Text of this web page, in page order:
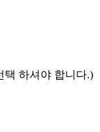
택 하셔야 합니다.)